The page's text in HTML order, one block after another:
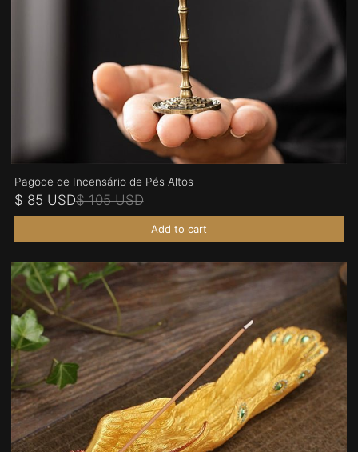
Pagode de Incensário de Pés Altos
$ 85 USD$ 105 USD
Add to cart